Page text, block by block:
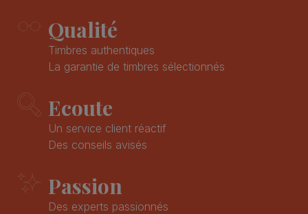
Qualité
Timbres authentiques
La garantie de timbres sélectionnés
Ecoute
Un service client réactif
Des conseils avisés
Passion
Des experts passionnés